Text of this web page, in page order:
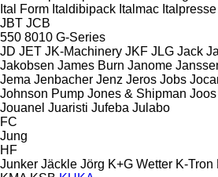
Ital Form Italdibipack Italmac Italpresse
JBT JCB
550 8010 G-Series
JD JET JK-Machinery JKF JLG Jack
Jakobsen James Burn Janome
Jema Jenbacher Jenz Jeros Jobs
Johnson Pump Jones & Shipman Joos
Jouanel Juaristi Jufeba Julabo
FC
Jung
HF
Junker Jäckle Jörg K+G Wetter K-Tron